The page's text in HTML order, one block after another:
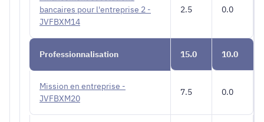
bancaires pour l'entreprise 2 -
JVFBXM14
2.5 0.0
Professionnalisation 15.0 10.0
Mission en entreprise -
JVFBXM20
7.5 0.0